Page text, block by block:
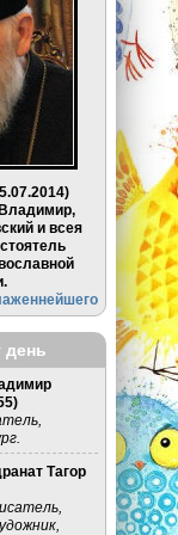
и всея
день
)
Тагор